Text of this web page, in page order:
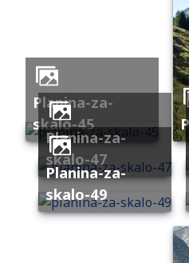
planina-za-
skalo-45
planina-za-
skalo-47
planina-za-
skalo-49